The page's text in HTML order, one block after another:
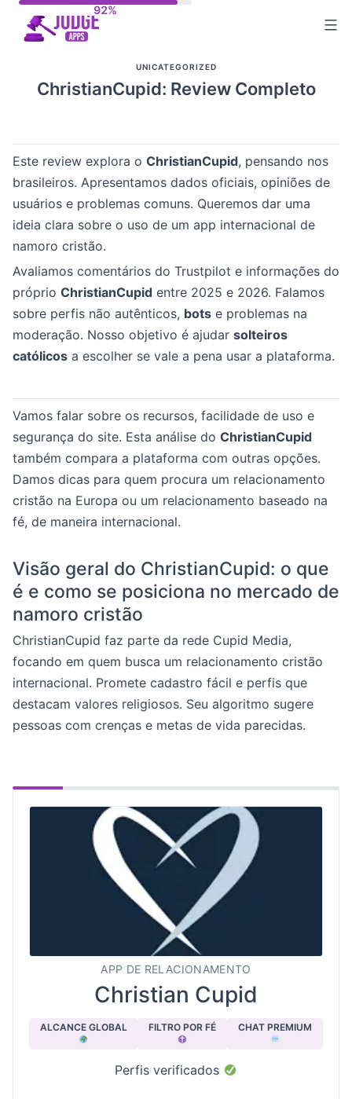
UNICATEGORIZED
ChristianCupid: Review Completo
Este review explora o ChristianCupid, pensando nos
brasileiros. Apresentamos dados oficiais, opiniões de
usuários e problemas comuns. Queremos dar uma
ideia clara sobre o uso de um app internacional de
namoro cristão.
Avaliamos comentários do Trustpilot e informações do
próprio ChristianCupid entre 2025 e 2026. Falamos
sobre perfis não autênticos, bots e problemas na
moderação. Nosso objetivo é ajudar solteiros
católicos a escolher se vale a pena usar a plataforma.
Vamos falar sobre os recursos, facilidade de uso e
segurança do site. Esta análise do ChristianCupid
também compara a plataforma com outras opções.
Damos dicas para quem procura um relacionamento
cristão na Europa ou um relacionamento baseado na
fé, de maneira internacional.
Visão geral do ChristianCupid: o que
é e como se posiciona no mercado de
namoro cristão
ChristianCupid faz parte da rede Cupid Media,
focando em quem busca um relacionamento cristão
internacional. Promete cadastro fácil e perfis que
destacam valores religiosos. Seu algoritmo sugere
pessoas com crenças e metas de vida parecidas.
APP DE RELACIONAMENTO
Christian Cupid
ALCANCE GLOBAL FILTRO POR FÉ CHAT PREMIUM
Perfis verificados